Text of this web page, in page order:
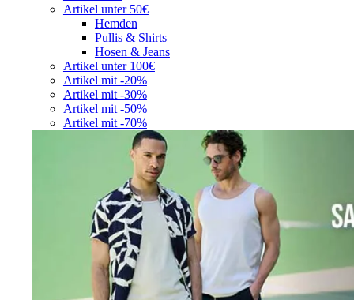
Artikel unter 50€
Hemden
Pullis & Shirts
Hosen & Jeans
Artikel unter 100€
Artikel mit -20%
Artikel mit -30%
Artikel mit -50%
Artikel mit -70%